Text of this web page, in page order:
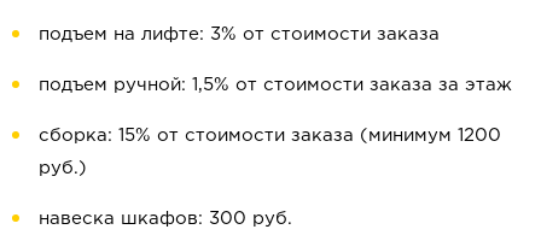
подъем на лифте: 3% от стоимости заказа
подъем ручной: 1,5% от стоимости заказа за этаж
сборка: 15% от стоимости заказа (минимум 1200
руб.)
навеска шкафов: 300 руб.